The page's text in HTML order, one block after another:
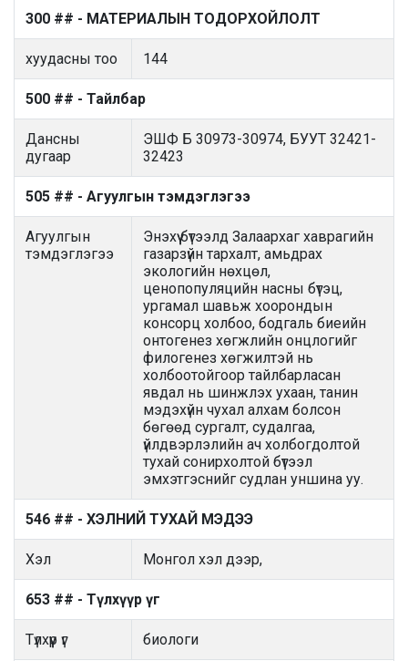
300 ## - МАТЕРИАЛЫН ТОДОРХОЙЛОЛТ
хуудасны тоо 144
500 ## - Тайлбар
Дансны
дугаар
ЭШФ Б 30973-30974, БУУТ 32421-
32423
505 ## - Агуулгын тэмдэглэгээ
Агуулгын
тэмдэглэгээ
Энэхүү бүтээлд Залаархаг хаврагийн
газарзүйн тархалт, амьдрах
экологийн нөхцөл,
ценопопуляцийн насны бүтэц,
ургамал шавьж хоорондын
консорц холбоо, бодгаль биеийн
онтогенез хөгжлийн онцлогийг
филогенез хөгжилтэй нь
холбоотойгоор тайлбарласан
явдал нь шинжлэх ухаан, танин
мэдэхүйн чухал алхам болсон
бөгөөд сургалт, судалгаа,
үйлдвэрлэлийн ач холбогдолтой
тухай сонирхолтой бүтээл
эмхэтгэснийг судлан уншина уу.
546 ## - ХЭЛНИЙ ТУХАЙ МЭДЭЭ
Хэл Монгол хэл дээр,
653 ## - Түлхүүр үг
Түлхүүр үг биологи